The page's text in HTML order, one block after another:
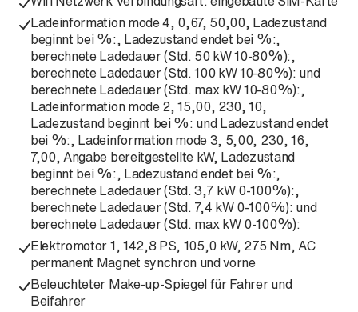
Ladeinformation mode 4, 0,67, 50,00, Ladezustand
beginnt bei %:, Ladezustand endet bei %:,
berechnete Ladedauer (Std. 50 kW 10-80%):,
berechnete Ladedauer (Std. 100 kW 10-80%): und
berechnete Ladedauer (Std. max kW 10-80%):,
Ladeinformation mode 2, 15,00, 230, 10,
Ladezustand beginnt bei %: und Ladezustand endet
bei %:, Ladeinformation mode 3, 5,00, 230, 16,
7,00, Angabe bereitgestellte kW, Ladezustand
beginnt bei %:, Ladezustand endet bei %:,
berechnete Ladedauer (Std. 3,7 kW 0-100%):,
berechnete Ladedauer (Std. 7,4 kW 0-100%): und
berechnete Ladedauer (Std. max kW 0-100%):
Elektromotor 1, 142,8 PS, 105,0 kW, 275 Nm, AC
permanent Magnet synchron und vorne
Beleuchteter Make-up-Spiegel für Fahrer und
Beifahrer